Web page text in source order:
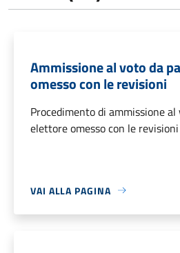
Ammissione al voto da
omesso con le revisioni
Procedimento di ammissione
elettore omesso con le revisioni
VAI ALLA PAGINA